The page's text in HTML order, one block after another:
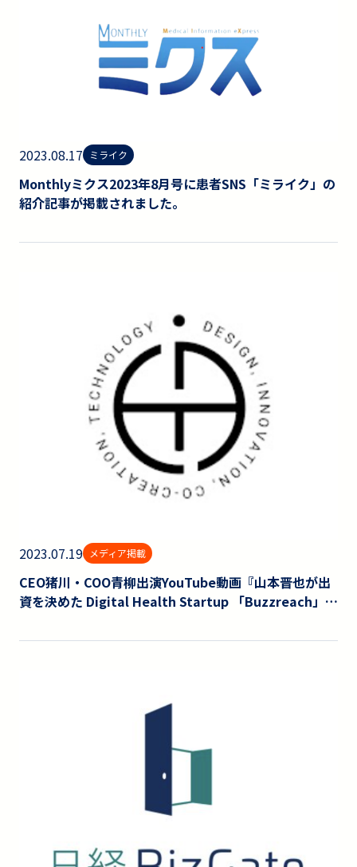
2023.08.17 ミライク
Monthlyミクス2023年8月号に患者SNS「ミライク」の
紹介記事が掲載されました。
2023.07.19 メディア掲載
CEO猪川・COO青柳出演YouTube動画『山本晋也が出
資を決めた Digital Health Startup 「Buzzreach」と